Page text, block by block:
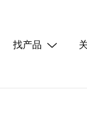
找产品